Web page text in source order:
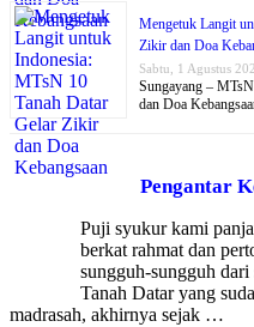
Mengetuk Langit
Zikir dan Doa
Sabtu, 1 Agustus
Sungayang –
dan Doa
Pengantar
Puji syukur kami
berkat rahmat dan
sungguh-sungguh
Tanah Datar yang
madrasah, akhirnya sejak …